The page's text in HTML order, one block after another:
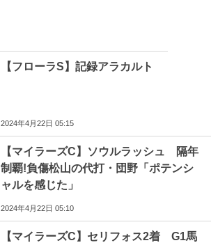
【フローラS】記録アラカルト
2024年4月22日 05:15
【マイラーズC】ソウルラッシュ 隔年
制覇!負傷松山の代打・団野「ポテンシ
ャルを感じた」
2024年4月22日 05:10
【マイラーズC】セリフォス2着 G1馬